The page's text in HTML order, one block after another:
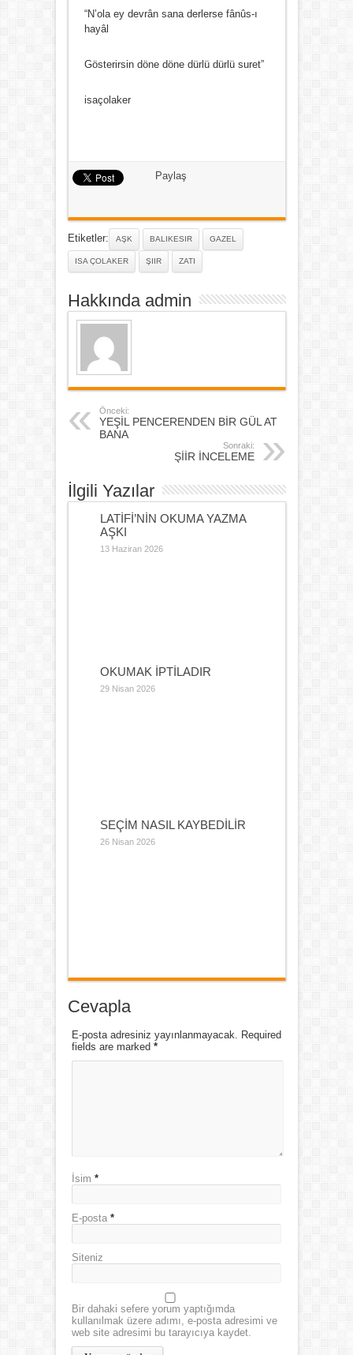
“N’ola ey devrân sana derlerse fânûs-ı
hayâl
Gösterirsin döne döne dürlü dürlü suret”
isaçolaker
Paylaş
Etiketler: AŞK BALIKESIR GAZEL
ISA ÇOLAKER ŞIIR ZATI
Hakkında admin
Önceki:
YEŞİL PENCERENDEN BİR GÜL AT
BANA
Sonraki:
ŞİİR İNCELEME
İlgili Yazılar
LATİFİ’NİN OKUMA YAZMA
AŞKI
13 Haziran 2026
OKUMAK İPTİLADIR
29 Nisan 2026
SEÇİM NASIL KAYBEDİLİR
26 Nisan 2026
Cevapla
E-posta adresiniz yayınlanmayacak. Required
fields are marked *
İsim *
E-posta *
Siteniz
Bir dahaki sefere yorum yaptığımda
kullanılmak üzere adımı, e-posta adresimi ve
web site adresimi bu tarayıcıya kaydet.